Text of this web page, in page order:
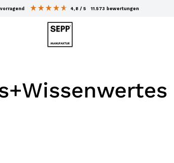
4,8 / 5 11.573 bewertungen